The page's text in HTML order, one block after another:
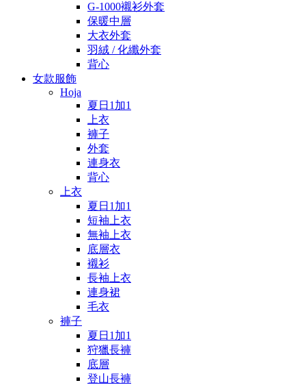
G-1000襯衫外套
保暖中層
大衣外套
羽絨 / 化纖外套
背心
女款服飾
Hoja
夏日1加1
上衣
褲子
外套
連身衣
背心
上衣
夏日1加1
短袖上衣
無袖上衣
底層衣
襯衫
長袖上衣
連身裙
毛衣
褲子
夏日1加1
狩獵長褲
底層
登山長褲